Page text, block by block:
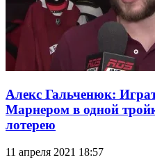
Алекс Гальченюк:
Марнером в одной
лотерею
11 апреля 2021 18:57